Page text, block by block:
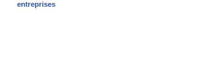
entreprises